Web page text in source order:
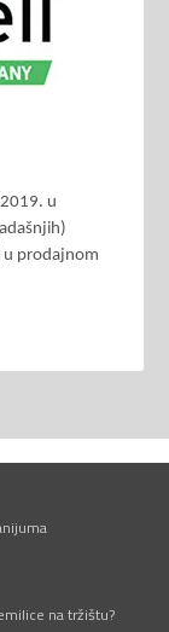
u
u prodajnom
na tržištu?